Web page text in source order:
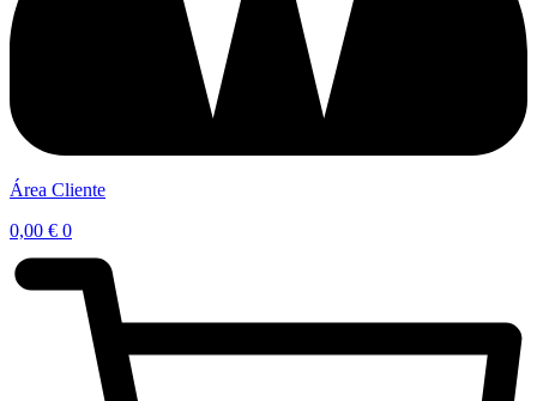
Área Cliente
0,00 € 0